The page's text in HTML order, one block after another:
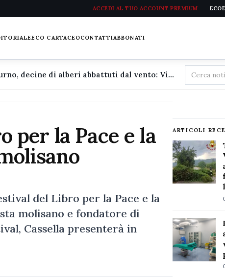
ACCEDI AL TUO ACCOUNT PREMIUM
ECO CARTACEOCONTATTIABBONATI
Tromba d'aria nella valle del Volturno, decine di alberi abbattuti dal vento: Vigili del fuoco ripristinano lo stato dei luoghi
Cerca
nel
per la Pace e la
del Libro per la Pace e la
molisano e fondatore di
Cassella presenterà in
ARTICOLI